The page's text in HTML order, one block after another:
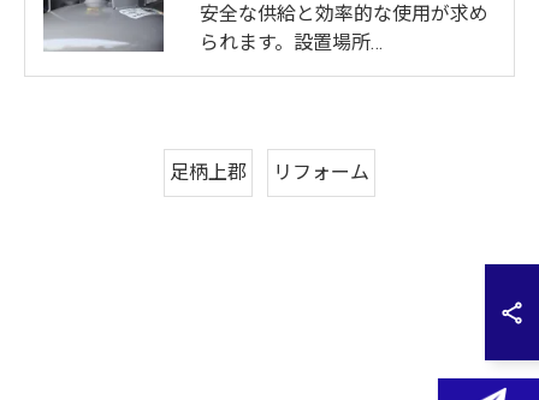
安全な供給と効率的な使用が求め
られます。設置場所…
足柄上郡 リフォーム